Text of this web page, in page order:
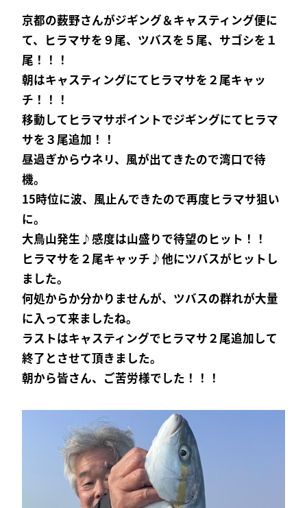
京都の薮野さんがジギング＆キャスティング便に
て、ヒラマサを９尾、ツバスを５尾、サゴシを１
尾！！！
朝はキャスティングにてヒラマサを２尾キャッ
チ！！！
移動してヒラマサポイントでジギングにてヒラマ
サを３尾追加！！
昼過ぎからウネリ、風が出てきたので湾口で待
機。
15時位に波、風止んできたので再度ヒラマサ狙い
に。
大鳥山発生♪感度は山盛りで待望のヒット！！
ヒラマサを２尾キャッチ♪他にツバスがヒットし
ました。
何処からか分かりませんが、ツバスの群れが大量
に入って来ましたね。
ラストはキャスティングでヒラマサ２尾追加して
終了とさせて頂きました。
朝から皆さん、ご苦労様でした！！！